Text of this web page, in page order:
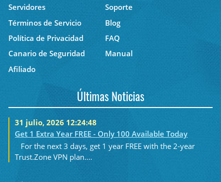
Servidores
Soporte
Términos de Servicio
Blog
Política de Privacidad
FAQ
Canario de Seguridad
Manual
Afiliado
Últimas Noticias
31 julio, 2026 12:24:48
Get 1 Extra Year FREE - Only 100 Available Today
For the next 3 days, get 1 year FREE with the 2-year
Trust.Zone VPN plan....